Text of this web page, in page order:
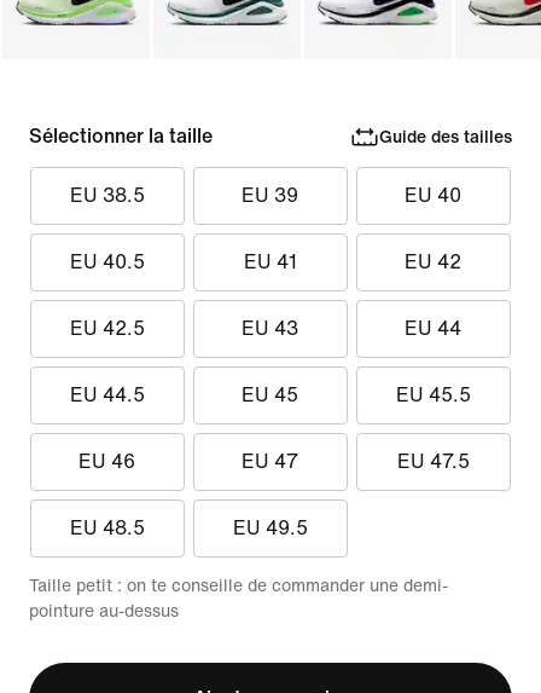
Sélectionner la taille Guide des tailles
EU 38.5 EU 39 EU 40
EU 40.5 EU 41 EU 42
EU 42.5 EU 43 EU 44
EU 44.5 EU 45 EU 45.5
EU 46 EU 47 EU 47.5
EU 48.5 EU 49.5
Taille petit : on te conseille de commander une demi-
pointure au-dessus